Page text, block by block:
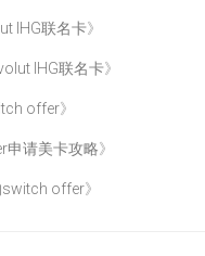
IHG联名卡》
IHG联名卡》
offer》
申请美卡攻略》
switch offer》